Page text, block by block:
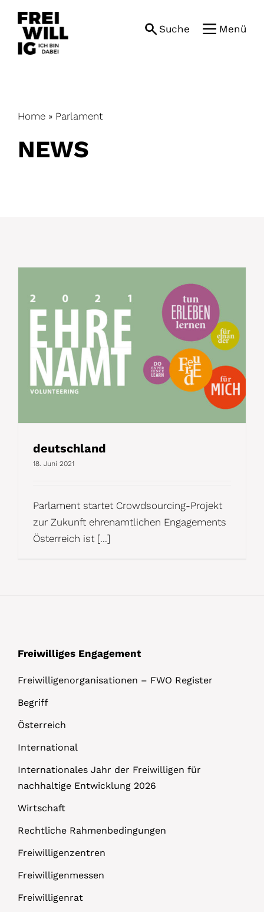
content
Suche Menü
Home » Parlament
NEWS
deutschland
18. Juni 2021
Parlament startet Crowdsourcing-Projekt
zur Zukunft ehrenamtlichen Engagements
Österreich ist [...]
Freiwilliges Engagement
Freiwilligenorganisationen – FWO Register
Begriff
Österreich
International
Internationales Jahr der Freiwilligen für
nachhaltige Entwicklung 2026
Wirtschaft
Rechtliche Rahmenbedingungen
Freiwilligenzentren
Freiwilligenmessen
Freiwilligenrat